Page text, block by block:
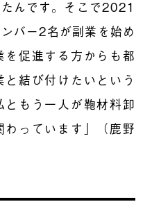
んです。そこで2021
バー2名が副業を始め
促進する方からも都
結び付けたいという
もう一人が鞄材料卸
っています」（鹿野